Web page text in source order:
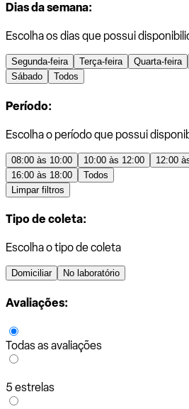
Dias da semana:
Escolha os dias que possui
Segunda-feira Terça-feira Quarta-feira
Sábado
Todos
Período:
Escolha o período que possui
08:00 às 10:00 10:00 às 12:00 12:00
16:00 às 18:00
Todos
Limpar filtros
Tipo de coleta:
Escolha o tipo de coleta
Domiciliar No laboratório
Avaliações:
Todas as avaliações
5 estrelas